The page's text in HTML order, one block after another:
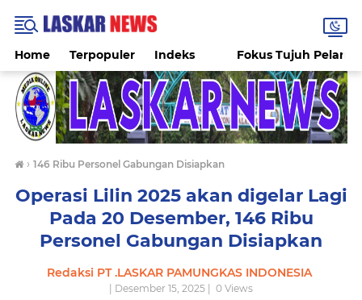
Home Terpopuler Indeks Fokus Tujuh
› 146 Ribu Personel Gabungan Disiapkan
Operasi Lilin 2025 akan digelar Lagi
Pada 20 Desember, 146 Ribu
Personel Gabungan Disiapkan
Redaksi PT .LASKAR PAMUNGKAS INDONESIA
| Desember 15, 2025 | 0 Views